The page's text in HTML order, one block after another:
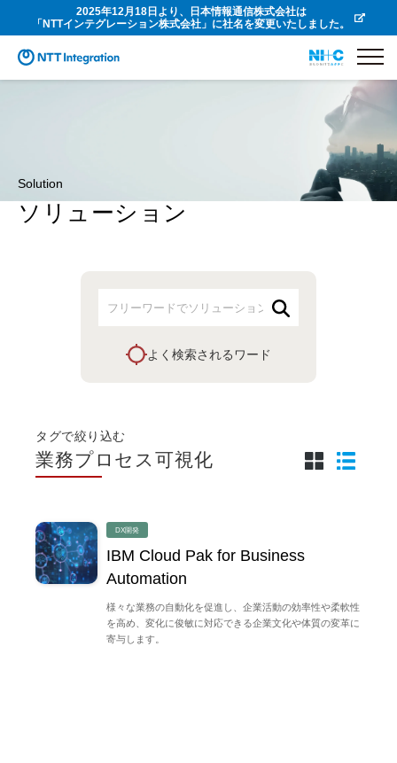
2025年12月18日より、日本情報通信株式会社は
「NTTインテグレーション株式会社」に社名を変更いたしました。
Solution
ソリューション
よく検索されるワード
タグで絞り込む
業務プロセス可視化
DX開発
IBM Cloud Pak for Business
Automation
様々な業務の自動化を促進し、企業活動の効率性や柔軟性
を高め、変化に俊敏に対応できる企業文化や体質の変革に
寄与します。